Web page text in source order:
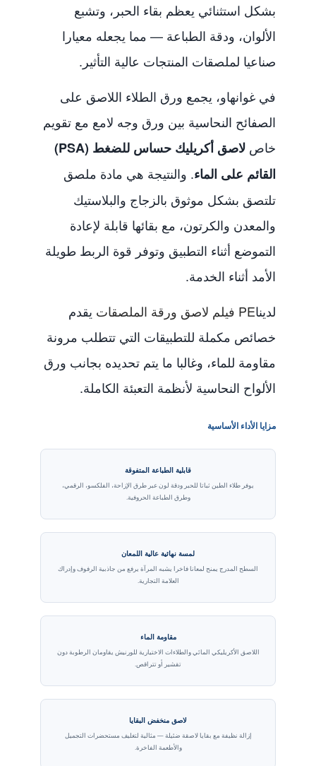
بشكل استثنائي يعظم بقاء الحبر، وتشبع
الألوان، ودقة الطباعة — مما يجعله معيارا
صناعيا لملصقات المنتجات عالية التأثير.
في غوانهاو، يجمع ورق الطلاء اللاصق على
الصفائح النحاسية بين ورق وجه لامع مع تقويم
خاص
لاصق أكريليك حساس للضغط (PSA)
القائم على الماء. والنتيجة هي مادة ملصق
تلتصق بشكل موثوق بالزجاج والبلاستيك
والمعدن والكرتون، مع بقائها قابلة لإعادة
التموضع أثناء التطبيق وتوفر قوة الربط طويلة
الأمد أثناء الخدمة.
لديناPE فيلم لاصق ورقة الملصقات
يقدم
خصائص مكملة للتطبيقات التي تتطلب مرونة
مقاومة للماء، وغالبا ما يتم تحديده بجانب ورق
الألواح النحاسية لأنظمة التعبئة الكاملة.
مزايا الأداء الأساسية
قابلية الطباعة المتفوقة
يوفر طلاء الطين ثباتا للحبر ودقة لون عبر طرق الإزاحة، الفلكسو، الرقمي،
وطرق الطباعة الحروفية.
لمسة نهائية عالية اللمعان
السطح المدرج يمنح لمعانا فاخرا يشبه المرآة يرفع من جاذبية الرفوف وإدراك
العلامة التجارية.
مقاومة الماء
اللاصق الأكريليكي المائي والطلاءات الاختيارية للورنيش يقاومان الرطوبة دون
تقشير أو تتراقص.
لاصق منخفض البقايا
إزالة نظيفة مع بقايا لاصقة ضئيلة — مثالية لتغليف مستحضرات التجميل
والأطعمة الفاخرة.